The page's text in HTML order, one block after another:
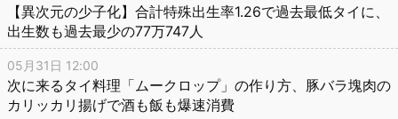
【異次元の少子化】合計特殊出生率1.26で過去最低タイに、
出生数も過去最少の77万747人
05月31日 12:00
次に来るタイ料理「ムークロップ」の作り方、豚バラ塊肉の
カリッカリ揚げで酒も飯も爆速消費